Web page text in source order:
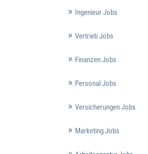
Ingenieur Jobs
Vertrieb Jobs
Finanzen Jobs
Personal Jobs
Versicherungen Jobs
Marketing Jobs